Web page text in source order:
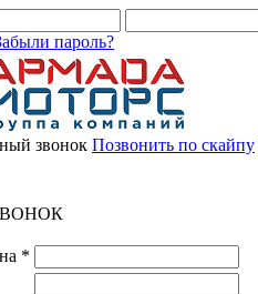
пароль?
звонок Позвонить по скайпу
*